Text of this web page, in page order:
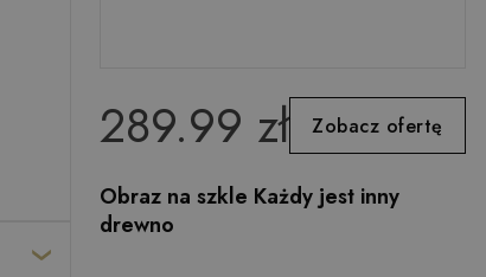
289.99 zł Zobacz ofertę
Obraz na szkle Każdy jest inny
drewno